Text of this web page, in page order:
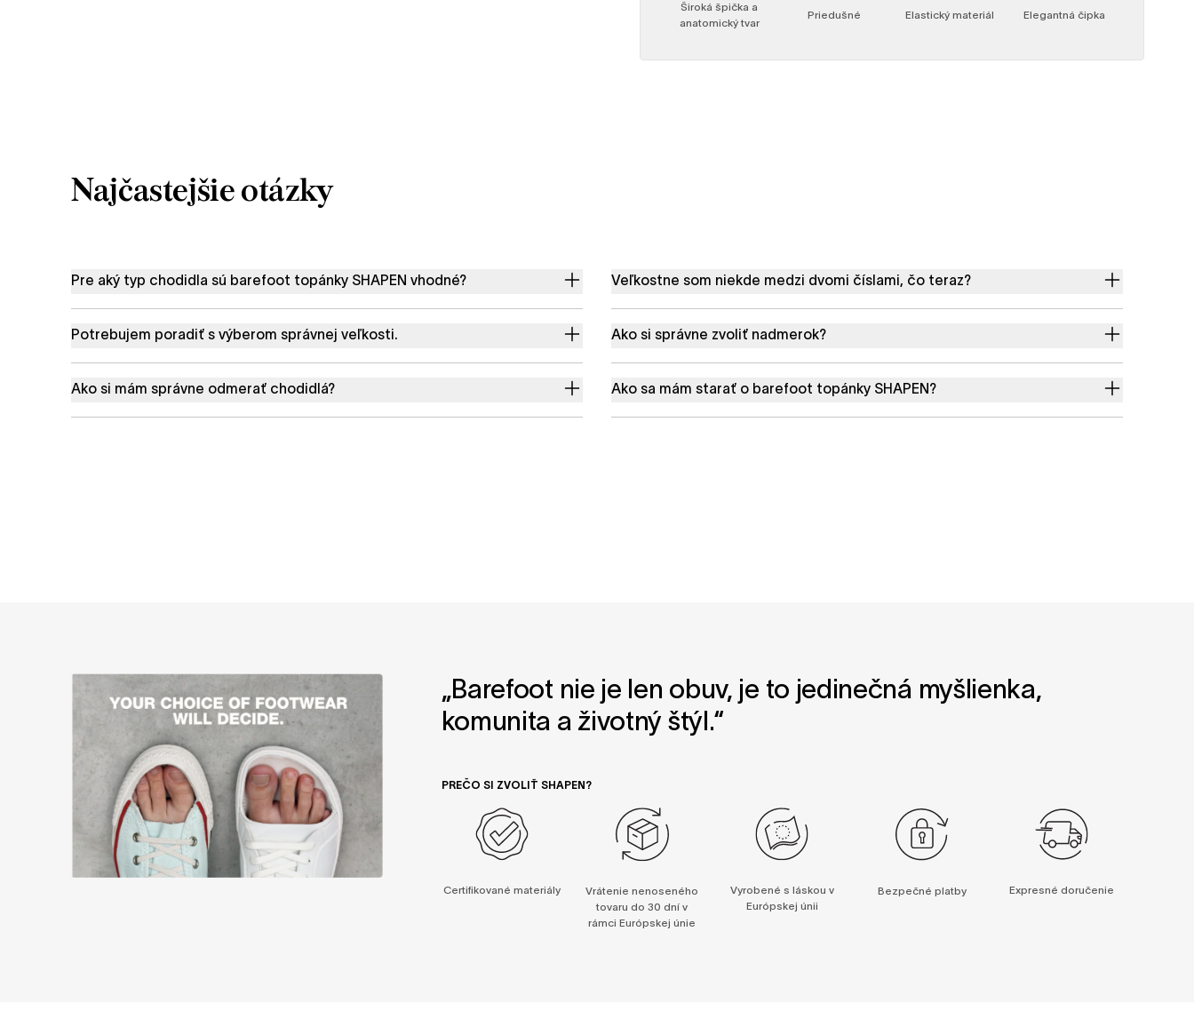
Široká špička a
anatomický tvar
Priedušné Elastický materiál Elegantná čipka
Najčastejšie otázky
Pre aký typ chodidla sú barefoot topánky SHAPEN vhodné?
Potrebujem poradiť s výberom správnej veľkosti.
Ako si mám správne odmerať chodidlá?
Veľkostne som niekde medzi dvomi číslami, čo teraz?
Ako si správne zvoliť nadmerok?
Ako sa mám starať o barefoot topánky SHAPEN?
„Barefoot nie je len obuv, je to jedinečná myšlienka,
komunita a životný štýl.“
PREČO SI ZVOLIŤ SHAPEN?
Certifikované materiály
Vrátenie nenoseného
tovaru do 30 dní v
rámci Európskej únie
Vyrobené s láskou v
Európskej únii
Bezpečné platby Expresné doručenie